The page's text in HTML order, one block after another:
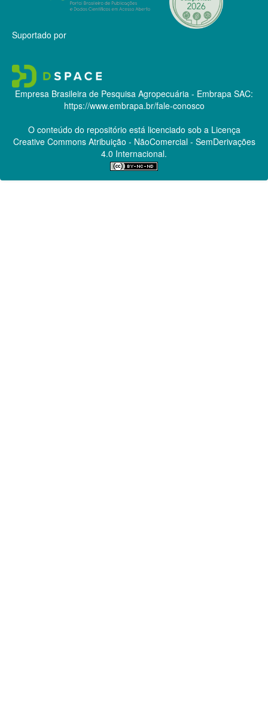
Suportado por
Empresa Brasileira de Pesquisa Agropecuária - Embrapa SAC:
https://www.embrapa.br/fale-conosco
O conteúdo do repositório está licenciado sob a Licença
Creative CommonsAtribuição - NãoComercial - SemDerivações
4.0 Internacional.